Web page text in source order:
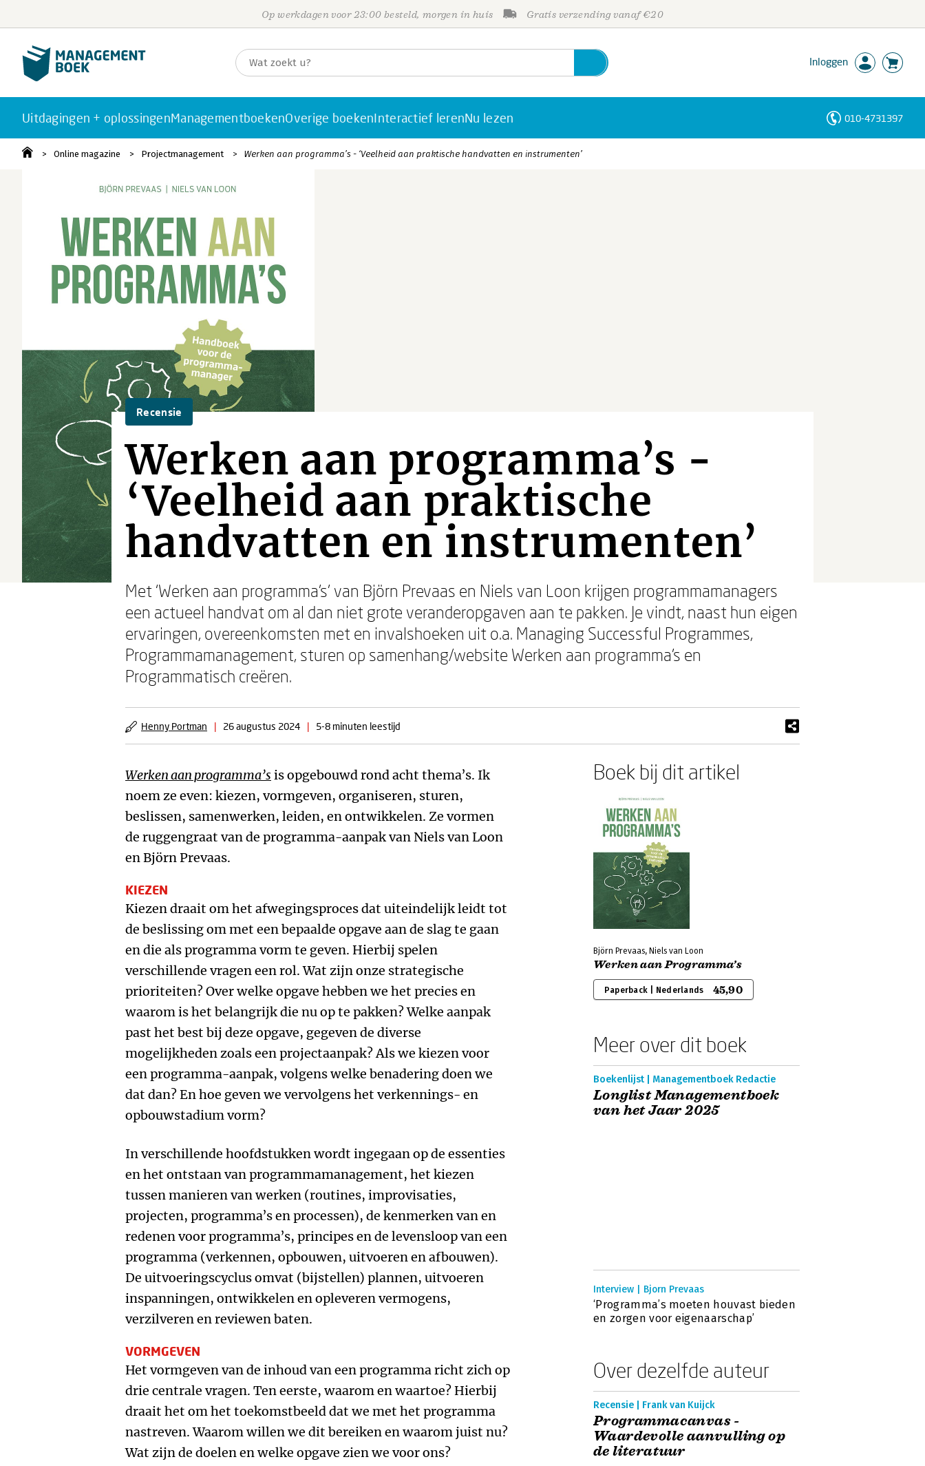
Op werkdagen voor 23:00 besteld, morgen in huis Gratis verzending vanaf €20
Inloggen
Uitdagingen + oplossingenManagementboekenOverige boekenInteractief lerenNu lezen 010-4731397
Online magazine Projectmanagement Werken aan programma’s - ‘Veelheid aan praktische handvatten en instrumenten’
Recensie
Werken aan programma’s -
‘Veelheid aan praktische
handvatten en instrumenten’
Met ‘Werken aan programma’s’ van Björn Prevaas en Niels van Loon krijgen programmamanagers
een actueel handvat om al dan niet grote veranderopgaven aan te pakken. Je vindt, naast hun eigen
ervaringen, overeenkomsten met en invalshoeken uit o.a. Managing Successful Programmes,
Programmamanagement, sturen op samenhang/website Werken aan programma’s en
Programmatisch creëren.
Henny Portman | 26 augustus 2024 | 5-8 minuten leestijd
Werken aan programma’s is opgebouwd rond acht thema’s. Ik
noem ze even: kiezen, vormgeven, organiseren, sturen,
beslissen, samenwerken, leiden, en ontwikkelen. Ze vormen
de ruggengraat van de programma-aanpak van Niels van Loon
en Björn Prevaas.
KIEZEN
Kiezen draait om het afwegingsproces dat uiteindelijk leidt tot
de beslissing om met een bepaalde opgave aan de slag te gaan
en die als programma vorm te geven. Hierbij spelen
verschillende vragen een rol. Wat zijn onze strategische
prioriteiten? Over welke opgave hebben we het precies en
waarom is het belangrijk die nu op te pakken? Welke aanpak
past het best bij deze opgave, gegeven de diverse
mogelijkheden zoals een projectaanpak? Als we kiezen voor
een programma-aanpak, volgens welke benadering doen we
dat dan? En hoe geven we vervolgens het verkennings- en
opbouwstadium vorm?
In verschillende hoofdstukken wordt ingegaan op de essenties
en het ontstaan van programmamanagement, het kiezen
tussen manieren van werken (routines, improvisaties,
projecten, programma’s en processen), de kenmerken van en
redenen voor programma’s, principes en de levensloop van een
programma (verkennen, opbouwen, uitvoeren en afbouwen).
De uitvoeringscyclus omvat (bijstellen) plannen, uitvoeren
inspanningen, ontwikkelen en opleveren vermogens,
verzilveren en reviewen baten.
VORMGEVEN
Het vormgeven van de inhoud van een programma richt zich op
drie centrale vragen. Ten eerste, waarom en waartoe? Hierbij
draait het om het toekomstbeeld dat we met het programma
nastreven. Waarom willen we dit bereiken en waarom juist nu?
Wat zijn de doelen en welke opgave zien we voor ons?
Boek bij dit artikel
Björn Prevaas, Niels van Loon
Werken aan Programma’s
Paperback | Nederlands 45,90
Meer over dit boek
Boekenlijst | Managementboek Redactie
Longlist Managementboek
van het Jaar 2025
Interview | Bjorn Prevaas
‘Programma’s moeten houvast bieden
en zorgen voor eigenaarschap’
Over dezelfde auteur
Recensie | Frank van Kuijck
Programmacanvas -
Waardevolle aanvulling op
de literatuur
Personen